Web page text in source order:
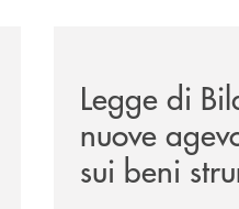
Legge di
nuove
sui beni